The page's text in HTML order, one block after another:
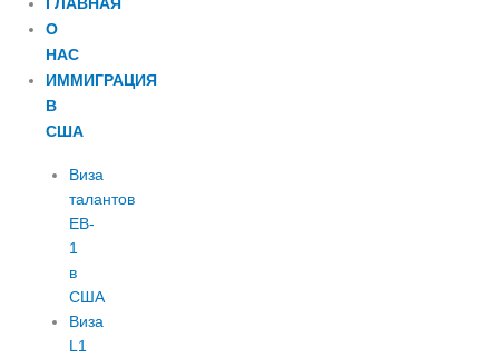
О
НАС
ИММИГРАЦИЯ
В
США
Виза
талантов
EB-
1
в
США
Виза
L1